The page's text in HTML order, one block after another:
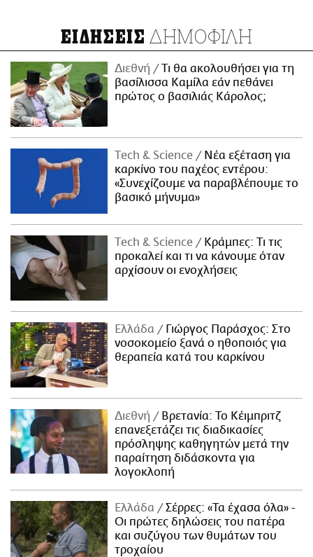
ΕΙΔΗΣΕΙΣ ΔΗΜΟΦΙΛΗ
Διεθνή
Τι θα ακολουθήσει για τη
βασίλισσα Καμίλα εάν πεθάνει
πρώτος ο βασιλιάς Κάρολος;
Τech & Science
Νέα εξέταση για
καρκίνο του παχέος εντέρου:
«Συνεχίζουμε να παραβλέπουμε το
βασικό μήνυμα»
Τech & Science
Κράμπες: Τι τις
προκαλεί και τι να κάνουμε όταν
αρχίσουν οι ενοχλήσεις
Ελλάδα
Γιώργος Παράσχος: Στο
νοσοκομείο ξανά ο ηθοποιός για
θεραπεία κατά του καρκίνου
Διεθνή
Βρετανία: Το Κέιμπριτζ
επανεξετάζει τις διαδικασίες
πρόσληψης καθηγητών μετά την
παραίτηση διδάσκοντα για
λογοκλοπή
Ελλάδα
Σέρρες: «Τα έχασα όλα» -
Οι πρώτες δηλώσεις του πατέρα
και συζύγου των θυμάτων του
τροχαίου